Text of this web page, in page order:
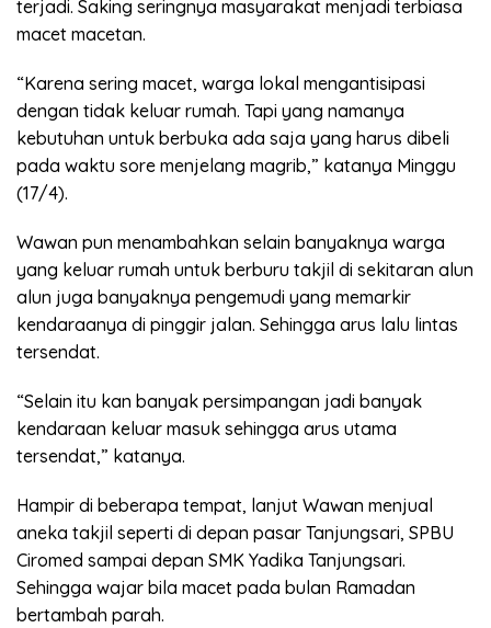
terjadi. Saking seringnya masyarakat menjadi terbiasa
macet macetan.
“Karena sering macet, warga lokal mengantisipasi
dengan tidak keluar rumah. Tapi yang namanya
kebutuhan untuk berbuka ada saja yang harus dibeli
pada waktu sore menjelang magrib,” katanya Minggu
(17/4).
Wawan pun menambahkan selain banyaknya warga
yang keluar rumah untuk berburu takjil di sekitaran alun
alun juga banyaknya pengemudi yang memarkir
kendaraanya di pinggir jalan. Sehingga arus lalu lintas
tersendat.
“Selain itu kan banyak persimpangan jadi banyak
kendaraan keluar masuk sehingga arus utama
tersendat,” katanya.
Hampir di beberapa tempat, lanjut Wawan menjual
aneka takjil seperti di depan pasar Tanjungsari, SPBU
Ciromed sampai depan SMK Yadika Tanjungsari.
Sehingga wajar bila macet pada bulan Ramadan
bertambah parah.